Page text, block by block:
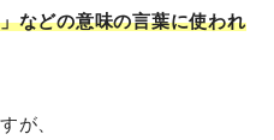
などの意味の言葉に使われ
が、